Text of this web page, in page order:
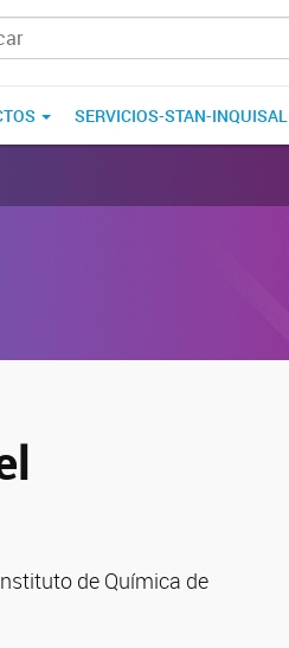
SERVICIOS-STAN-INQUISAL
de Química de